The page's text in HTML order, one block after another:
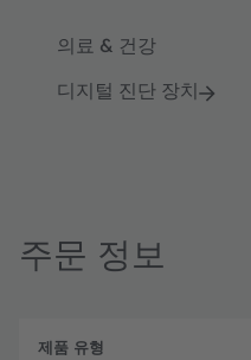
의료 & 건강
디지털 진단 장치
주문 정보
품
설